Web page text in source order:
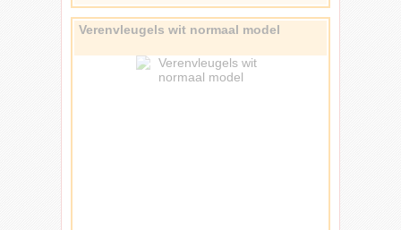
Verenvleugels wit normaal model